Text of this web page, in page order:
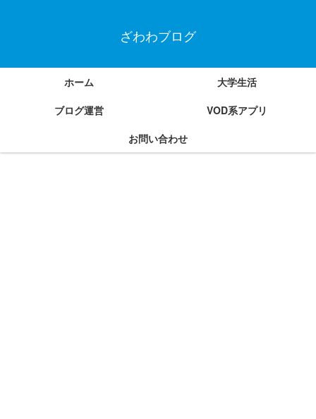
ざわわブログ
ホーム
大学生活
ブログ運営
VOD系アプリ
お問い合わせ